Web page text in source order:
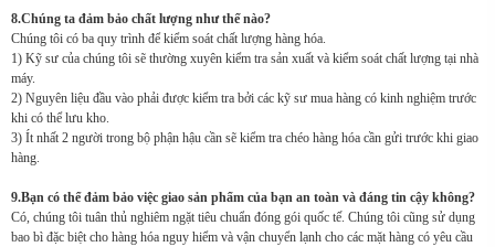
8.Chúng ta đảm bảo chất lượng như thế nào?
Chúng tôi có ba quy trình để kiểm soát chất lượng hàng hóa.
1) Kỹ sư của chúng tôi sẽ thường xuyên kiểm tra sản xuất và kiểm soát chất lượng tại nhà
máy.
2) Nguyên liệu đầu vào phải được kiểm tra bởi các kỹ sư mua hàng có kinh nghiệm trước
khi có thể lưu kho.
3) Ít nhất 2 người trong bộ phận hậu cần sẽ kiểm tra chéo hàng hóa cần gửi trước khi giao
hàng.
9.Bạn có thể đảm bảo việc giao sản phẩm của bạn an toàn và đáng tin cậy không?
Có, chúng tôi tuân thủ nghiêm ngặt tiêu chuẩn đóng gói quốc tế. Chúng tôi cũng sử dụng
bao bì đặc biệt cho hàng hóa nguy hiểm và vận chuyển lạnh cho các mặt hàng có yêu cầu